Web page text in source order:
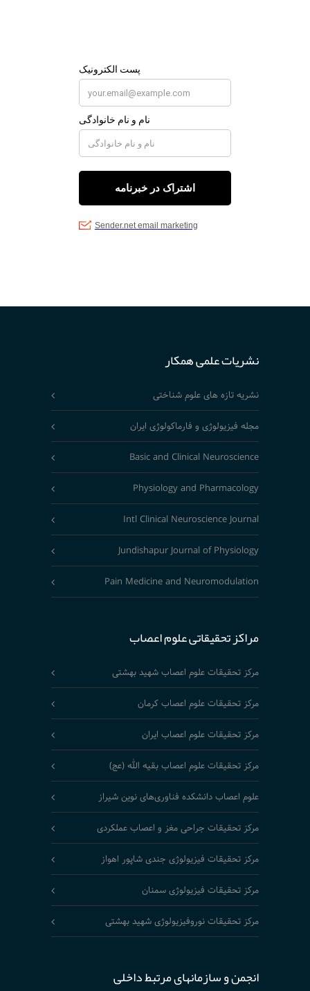
نشریات علمی همکار
نشریه تازه های علوم شناختی
مجله فیزیولوژی و فارماکولوژی ایران
Basic and Clinical Neuroscience
Physiology and Pharmacology
Intl Clinical Neuroscience Journal
Jundishapur Journal of Physiology
Pain Medicine and Neuromodulation
مراکز تحقیقاتی علوم اعصاب
مرکز تحقیقات علوم اعصاب شهید بهشتی
مرکز تحقیقات علوم اعصاب کرمان
مرکز تحقیقات علوم اعصاب ایران
مرکز تحقیقات علوم اعصاب بقیه الله (عج)
علوم اعصاب دانشکده فناوری‌های نوین شیراز
مرکز تحقیقات جراحی مغز و اعصاب عملکردی
مرکز تحقیقات فیزیولوژی جندی شاپور اهواز
مرکز تحقیقات فیزیولوژی سمنان
مرکز تحقیقات نوروفیزیولوژی شهید بهشتی
انجمن و سازمانهای مرتبط داخلی